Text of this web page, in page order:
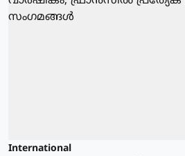
International